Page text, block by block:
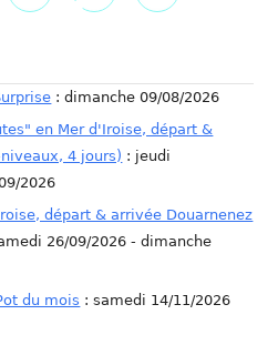
: dimanche 09/08/2026
en Mer d'Iroise, départ &
4 jours) : jeudi
2026
départ & arrivée Douarnenez
26/09/2026 - dimanche
du mois : samedi 14/11/2026